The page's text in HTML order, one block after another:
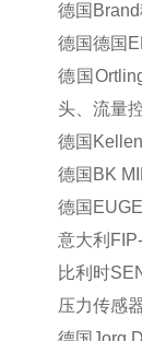
德国 Brand
德国德国
德国
头、流量
德国
德国 BK
德国
意大利
比利时
压力传感